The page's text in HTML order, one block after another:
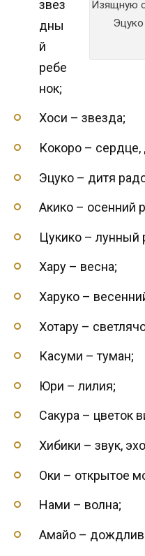
Изящную
Эцуко
звез
дны
й
ребе
нок;
Хоси – звезда;
Кокоро – сердце,
Эцуко – дитя
Акико – осенний
Цукико – лунный
Хару – весна;
Харуко –
Хотару –
Касуми – туман;
Юри – лилия;
Сакура – цветок
Хибики – звук,
Оки – открытое
Нами – волна;
Амайо –